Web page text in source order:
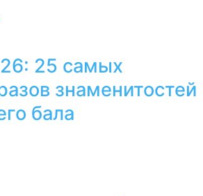
25 самых
знаменитостей
бала